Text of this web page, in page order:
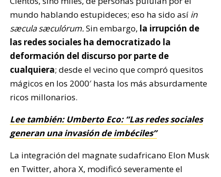
mundo hablando estupideces; eso ha sido así in
sæcula sæculórum.Sin embargo, la irrupción de
las redes sociales ha democratizado la
deformación del discurso por parte de
cualquiera; desde el vecino que compró quesitos
mágicos en los 2000′ hasta los más absurdamente
ricos millonarios.
Lee también: Umberto Eco: “Las redes sociales
generan una invasión de imbéciles”
La integración del magnate sudafricano Elon Musk
en Twitter, ahora X, modificó severamente el